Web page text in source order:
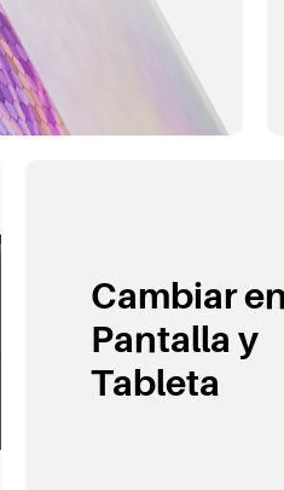
Cambiar
Pantalla y
Tableta